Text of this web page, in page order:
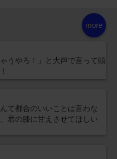
more
うやろ！」と大声で言って頭
て都合のいいことは言わな
君の膝に甘えさせてほしい